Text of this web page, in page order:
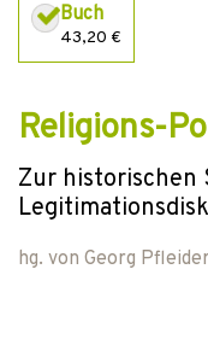
Buch
43,20 €
Religions-
Zur historischen
hg. von Georg